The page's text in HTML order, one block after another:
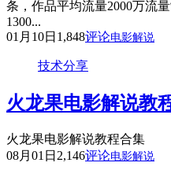
条，作品平均流量2000万流
1300...
01月10日 1,848评论电影解说
技术分享
火龙果电影解说教
火龙果电影解说教程合集
08月01日 2,146评论电影解说